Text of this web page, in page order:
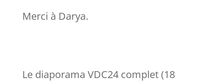
Merci à Darya.
Le diaporama VDC24 complet (18